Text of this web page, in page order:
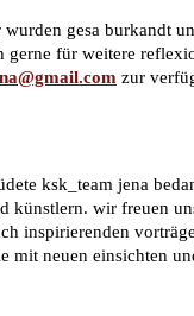
wurden gesa burkandt
gerne für weitere
zur
ksk_team jena
künstlern. wir freuen
inspirierenden
mit neuen einsichten